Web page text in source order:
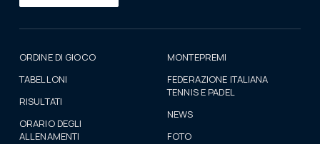
ORDINE DI GIOCO
TABELLONI
RISULTATI
ORARIO DEGLI
ALLENAMENTI
MONTEPREMI
FEDERAZIONE ITALIANA
TENNIS E PADEL
NEWS
FOTO